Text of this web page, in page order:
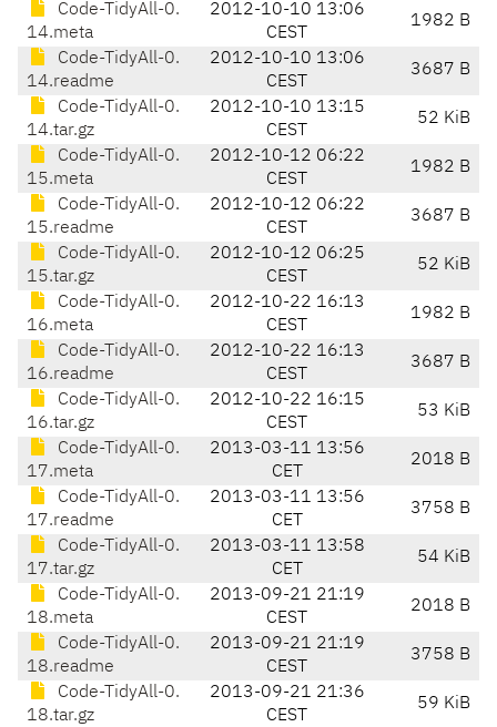
Code-TidyAll-0.
14.meta
2012-10-10 13:06
CEST
1982 B
Code-TidyAll-0.
14.readme
2012-10-10 13:06
CEST
3687 B
Code-TidyAll-0.
14.tar.gz
2012-10-10 13:15
CEST
52 KiB
Code-TidyAll-0.
15.meta
2012-10-12 06:22
CEST
1982 B
Code-TidyAll-0.
15.readme
2012-10-12 06:22
CEST
3687 B
Code-TidyAll-0.
15.tar.gz
2012-10-12 06:25
CEST
52 KiB
Code-TidyAll-0.
16.meta
2012-10-22 16:13
CEST
1982 B
Code-TidyAll-0.
16.readme
2012-10-22 16:13
CEST
3687 B
Code-TidyAll-0.
16.tar.gz
2012-10-22 16:15
CEST
53 KiB
Code-TidyAll-0.
17.meta
2013-03-11 13:56
CET
2018 B
Code-TidyAll-0.
17.readme
2013-03-11 13:56
CET
3758 B
Code-TidyAll-0.
17.tar.gz
2013-03-11 13:58
CET
54 KiB
Code-TidyAll-0.
18.meta
2013-09-21 21:19
CEST
2018 B
Code-TidyAll-0.
18.readme
2013-09-21 21:19
CEST
3758 B
Code-TidyAll-0.
18.tar.gz
2013-09-21 21:36
CEST
59 KiB